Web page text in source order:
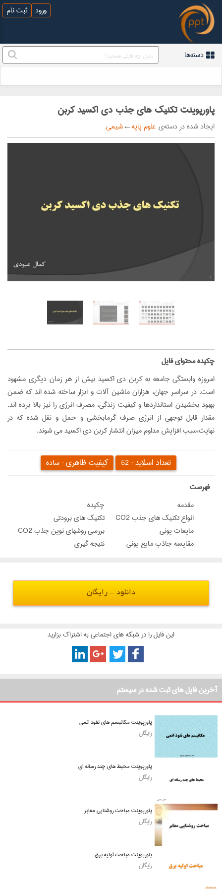
ورود ثبت نام
دسته‌ها
پاورپوینت تکنیک های جذب دی اکسید کربن
ایجاد شده در دسته‌ی علوم پایه←شیمی
‌چکیده محتوای فایل
امروزه وابستگی جامعه به کربن دی اکسید بیش از هر زمان دیگری مشهود
است. در سراسر جهان، هزاران ماشین آلات و ابزار ساخته شده اند که ضمن
بهبود بخشیدن استانداردها و کیفیت زندگی، مصرف انرژی را نیز بالا برده اند.
مقدار قابل توجهی از انرژی صرف گرمابخشی و حمل و نقل شده که در
نهایت،سبب افزایش مداوم میزان انتشار کربن دی اکسید می شوند.
کیفیت ظاهری : ساده تعداد اسلاید : 52
‌فهرست
مقدمه
چکیده
انواع تکنیک های جذب CO2
تکنیک های برودتی
مایعات یونی
بررسی روشهای نوین جذب CO2
مقایسه جاذب مایع یونی
نتیجه گیری
دانلود - رایگان
این فایل را در شبکه های اجتماعی به اشتراک بزارید
آخرین فایل های ثبت شده در سیستم
پاورپوینت مکانیسم های نفوذ اتمی
رایگان
پاورپوینت محیط های چند رسانه ای
رایگان
پاورپوینت مباحث روشنایی معابر
رایگان
پاورپوینت مباحث اولیه برق
رایگان